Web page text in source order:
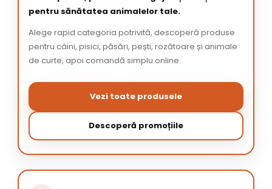
pentru sănătatea animalelor tale.
Alege rapid categoria potrivită, descoperă produse
pentru câini, pisici, păsări, pești, rozătoare și animale
de curte, apoi comandă simplu online.
Vezi toate produsele
Descoperă promoțiile